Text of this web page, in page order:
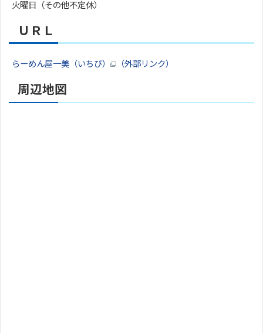
火曜日（その他不定休）
ＵＲＬ
らーめん屋一美（いちび） （外部リンク）
周辺地図